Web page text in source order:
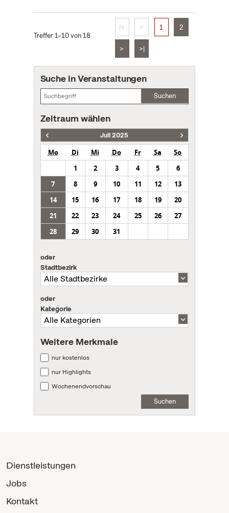
Treffer 1–10 von 18
|< < 1 2
> >|
Suche in Veranstaltungen
Suchen
Zeitraum wählen
Juli 2025
Mo Di Mi Do Fr Sa
So
1
2 3 4 5
6
7
8 9 10 11 12
13
14
15 16 17 18 19
20
21
22 23 24 25 26
27
28
29 30 31
oder
Stadtbezirk
oder
Kategorie
Weitere Merkmale
nur kostenlos
nur Highlights
Wochenendvorschau
Suchen
Dienstleistungen
Jobs
Kontakt